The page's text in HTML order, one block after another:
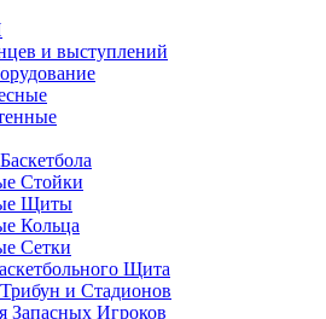
и выступлений
Стойки
Щиты
Кольца
Сетки
Щита
и Стадионов
Запасных Игроков